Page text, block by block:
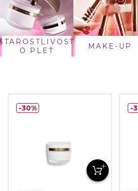
O PLEŤ
MAKE-UP
30%